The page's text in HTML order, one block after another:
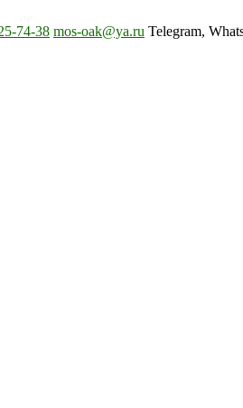
74-38 mos-oak@ya.ru Telegram,